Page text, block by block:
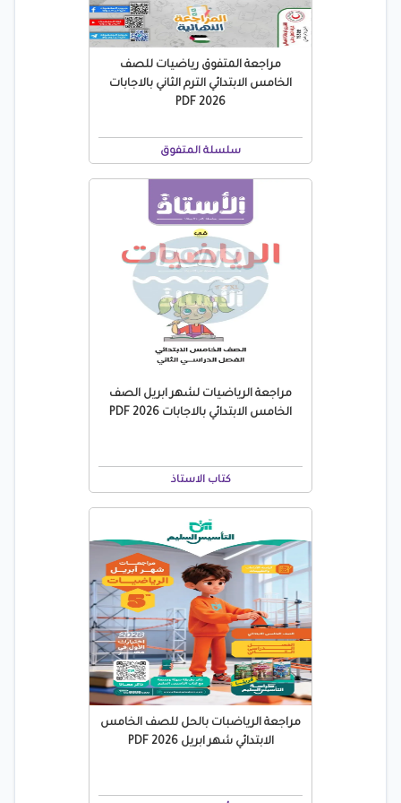
مراجعة المتفوق رياضيات للصف
الخامس الابتدائي الترم الثاني بالاجابات
2026 PDF
سلسلة المتفوق
مراجعة الرياضيات لشهر ابريل الصف
الخامس الابتدائي بالاجابات 2026 PDF
كتاب الاستاذ
مراجعة الرياضبات بالحل للصف الخامس
الابتدائي شهر ابريل 2026 PDF